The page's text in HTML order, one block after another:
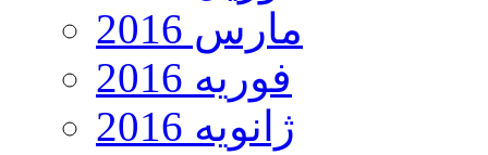
مارس 2016
فوریه 2016
ژانویه 2016